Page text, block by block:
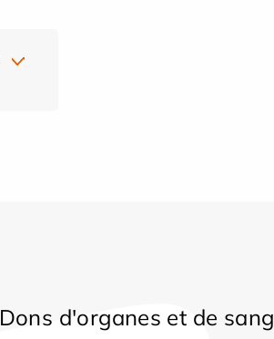
Dons d'organes et de sang